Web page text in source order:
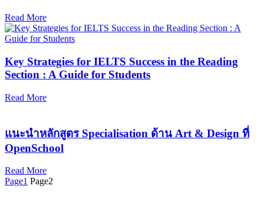
Read More
Key Strategies for IELTS Success in the Reading
Section : A Guide for Students
Read More
แนะนำหลักสูตร Specialisation ด้าน Art & Design ที่
OpenSchool​
Read More
Page1 Page2